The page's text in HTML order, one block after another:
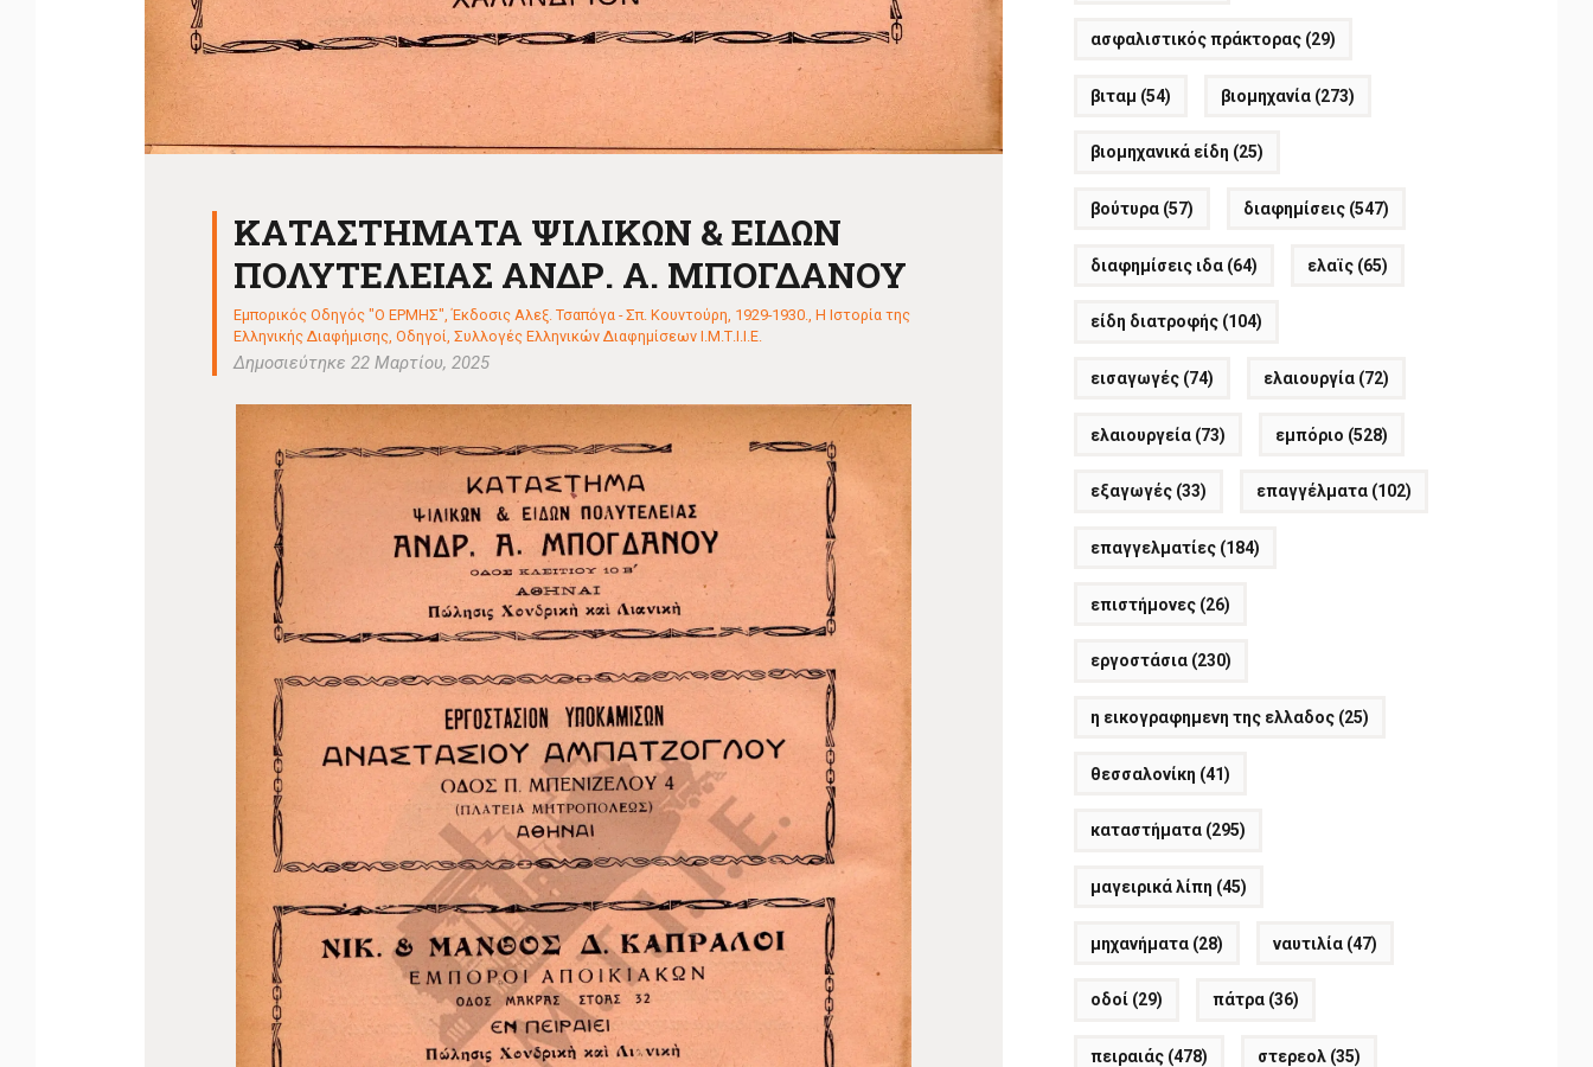
ΚΑΤΑΣΤΗΜΑΤΑ ΨΙΛΙΚΩΝ & ΕΙΔΩΝ
ΠΟΛΥΤΕΛΕΙΑΣ ΑΝΔΡ. Α. ΜΠΟΓΔΑΝΟΥ
Εμπορικός Οδηγός "Ο ΕΡΜΗΣ", Έκδοσις Αλεξ. Τσαπόγα - Σπ. Κουντούρη, 1929-1930. ,Η Ιστορία της
Ελληνικής Διαφήμισης ,Οδηγοί ,Συλλογές Ελληνικών Διαφημίσεων Ι.Μ.Τ.Ι.Ι.Ε.
Δημοσιεύτηκε 22 Μαρτίου, 2025
ασφαλιστικός πράκτορας (29)
βιταμ (54) βιομηχανία (273)
βιομηχανικά είδη (25)
βούτυρα (57) διαφημίσεις (547)
διαφημίσεις ιδα (64) ελαϊς (65)
είδη διατροφής (104)
εισαγωγές (74) ελαιουργία (72)
ελαιουργεία (73) εμπόριο (528)
εξαγωγές (33) επαγγέλματα (102)
επαγγελματίες (184)
επιστήμονες (26)
εργοστάσια (230)
η εικογραφημενη της ελλαδος (25)
θεσσαλονίκη (41)
καταστήματα (295)
μαγειρικά λίπη (45)
μηχανήματα (28) ναυτιλία (47)
οδοί (29) πάτρα (36)
πειραιάς (478) στερεολ (35)